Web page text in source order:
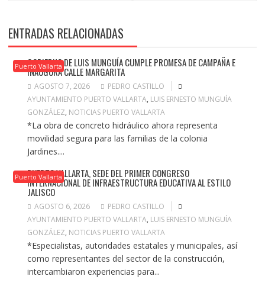
ENTRADAS RELACIONADAS
Puerto Vallarta
GOBIERNO DE LUIS MUNGUÍA CUMPLE PROMESA DE CAMPAÑA E
INAUGURA CALLE MARGARITA
AGOSTO 7, 2026
PEDRO CASTILLO
AYUNTAMIENTO PUERTO VALLARTA, LUIS ERNESTO MUNGUÍA
GONZÁLEZ, NOTICIAS PUERTO VALLARTA
*La obra de concreto hidráulico ahora representa
movilidad segura para las familias de la colonia
Jardines....
Puerto Vallarta
PUERTO VALLARTA, SEDE DEL PRIMER CONGRESO
INTERNACIONAL DE INFRAESTRUCTURA EDUCATIVA AL ESTILO
JALISCO
AGOSTO 6, 2026
PEDRO CASTILLO
AYUNTAMIENTO PUERTO VALLARTA, LUIS ERNESTO MUNGUÍA
GONZÁLEZ, NOTICIAS PUERTO VALLARTA
*Especialistas, autoridades estatales y municipales, así
como representantes del sector de la construcción,
intercambiaron experiencias para...